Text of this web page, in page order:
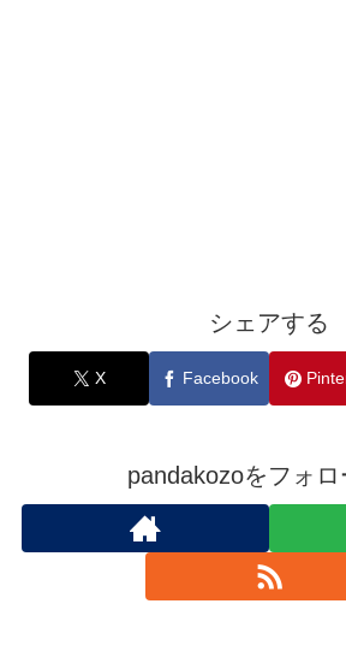
シェアする
X Facebook
pandakozoをフォロ